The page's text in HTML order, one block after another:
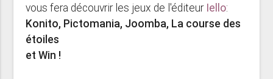
vous fera découvrir les jeux de l'éditeur Iello:
Konito, Pictomania, Joomba, La course des
étoiles
et Win !